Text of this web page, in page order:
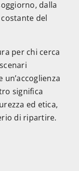
dalla
del
per chi cerca
significa
ed etica,
di ripartire.